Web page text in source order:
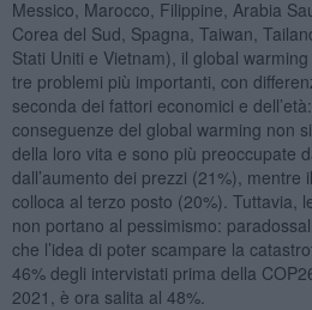
Messico, Marocco, Filippine, Arabia
Corea del Sud, Spagna, Taiwan,
Stati Uniti e Vietnam), il global
tre problemi più importanti, con
seconda dei fattori economici e
conseguenze del global warming non
della loro vita e sono più preoccupate
dall’aumento dei prezzi (21%), mentre
colloca al terzo posto (20%). Tuttavia,
non portano al pessimismo:
che l’idea di poter scampare la
46% degli intervistati prima della
2021, è ora salita al 48%.